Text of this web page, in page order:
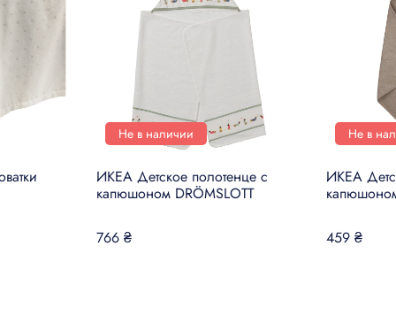
Не в наличии
ИКЕА Детское полотенце с
капюшоном DRÖMSLOTT
766 ₴
Не в
ИКЕА
459 ₴